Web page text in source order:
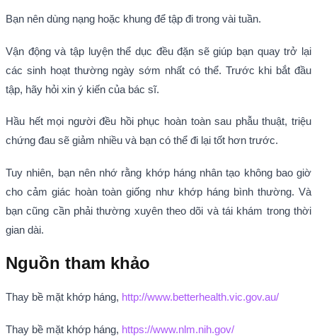
Bạn nên dùng nạng hoặc khung để tập đi trong vài tuần.
Vận động và tập luyện thể dục đều đặn sẽ giúp bạn quay trở lại
các sinh hoạt thường ngày sớm nhất có thể. Trước khi bắt đầu
tập, hãy hỏi xin ý kiến của bác sĩ.
Hầu hết mọi người đều hồi phục hoàn toàn sau phẫu thuật, triệu
chứng đau sẽ giảm nhiều và bạn có thể đi lại tốt hơn trước.
Tuy nhiên, bạn nên nhớ rằng khớp háng nhân tạo không bao giờ
cho cảm giác hoàn toàn giống như khớp háng bình thường. Và
bạn cũng cần phải thường xuyên theo dõi và tái khám trong thời
gian dài.
Nguồn tham khảo
Thay bề mặt khớp háng, http://www.betterhealth.vic.gov.au/
Thay bề mặt khớp háng, https://www.nlm.nih.gov/